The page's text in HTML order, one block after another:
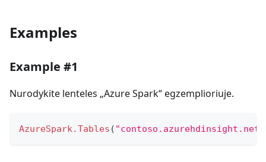
Examples
Example #1
Nurodykite lenteles „Azure Spark“ egzemplioriuje.
AzureSpark.Tables ( "contoso.azurehdinsight.net"